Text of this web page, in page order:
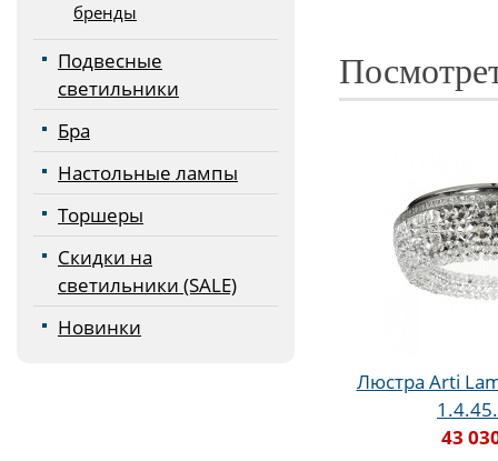
бренды
Подвесные
светильники
Бра
Настольные лампы
Торшеры
Скидки на
светильники (SALE)
Новинки
Люстра Arti
43